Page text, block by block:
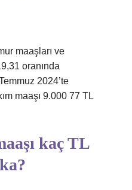
maaşları ve
oranında
2024’te
maaşı 9.000 77 TL
kaç TL